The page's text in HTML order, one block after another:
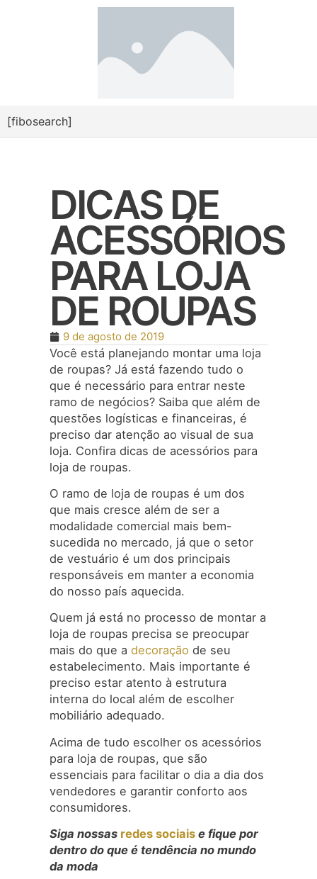
[fibosearch]
DICAS DE
ACESSÓRIOS
PARA LOJA
DE ROUPAS
9 de agosto de 2019
Você está planejando montar uma loja
de roupas? Já está fazendo tudo o
que é necessário para entrar neste
ramo de negócios? Saiba que além de
questões logísticas e financeiras, é
preciso dar atenção ao visual de sua
loja. Confira dicas de acessórios para
loja de roupas.
O ramo de loja de roupas é um dos
que mais cresce além de ser a
modalidade comercial mais bem-
sucedida no mercado, já que o setor
de vestuário é um dos principais
responsáveis em manter a economia
do nosso país aquecida.
Quem já está no processo de montar a
loja de roupas precisa se preocupar
mais do que a decoração de seu
estabelecimento. Mais importante é
preciso estar atento à estrutura
interna do local além de escolher
mobiliário adequado.
Acima de tudo escolher os acessórios
para loja de roupas, que são
essenciais para facilitar o dia a dia dos
vendedores e garantir conforto aos
consumidores.
Siga nossas redes sociais e fique por
dentro do que é tendência no mundo
da moda